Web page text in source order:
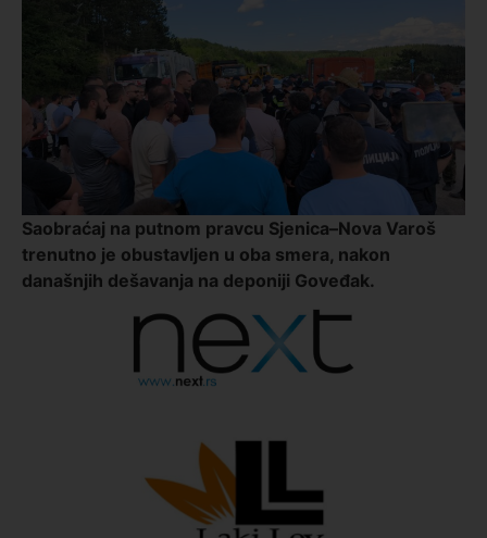
Saobraćaj na putnom pravcu Sjenica–Nova Varoš
trenutno je obustavljen u oba smera, nakon
današnjih dešavanja na deponiji Goveđak.